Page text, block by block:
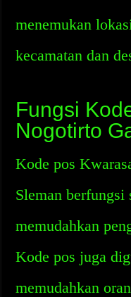
menemukan
kecamatan dan
Fungsi
Nogotirto
Kode pos
Sleman berfungsi
memudahkan
Kode pos juga
memudahkan